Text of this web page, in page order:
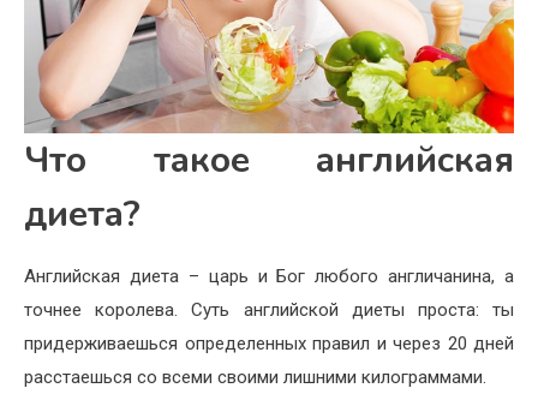
Что такое английская
диета?
Английская диета – царь и Бог любого англичанина, а
точнее королева. Суть английской диеты проста: ты
придерживаешься определенных правил и через 20 дней
расстаешься со всеми своими лишними килограммами.